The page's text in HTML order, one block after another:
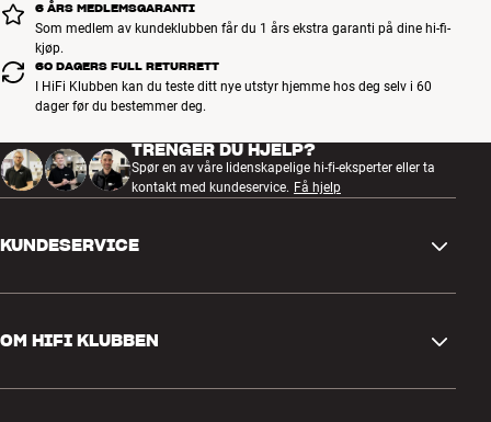
6 ÅRS MEDLEMSGARANTI
Som medlem av kundeklubben får du 1 års ekstra garanti på dine hi-fi-
kjøp.
60 DAGERS FULL RETURRETT
I HiFi Klubben kan du teste ditt nye utstyr hjemme hos deg selv i 60
dager før du bestemmer deg.
TRENGER DU HJELP?
Spør en av våre lidenskapelige hi-fi-eksperter eller ta
kontakt med kundeservice. Få hjelp
KUNDESERVICE
Retur og reklamasjon
OM HIFI KLUBBEN